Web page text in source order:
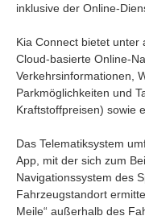
inklusive der Online-
Kia Connect bietet unter
Cloud-basierte Online-
Verkehrsinformationen,
Parkmöglichkeiten und
Kraftstoffpreisen) sowie
Das Telematiksystem
App, mit der sich zum
Navigationssystem des
Fahrzeugstandort
Meile“ außerhalb des